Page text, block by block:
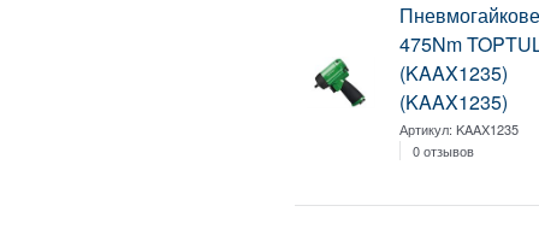
475Nm
(KAAX1235)
(KAAX1235)
Артикул:KAAX1235
0 отзывов